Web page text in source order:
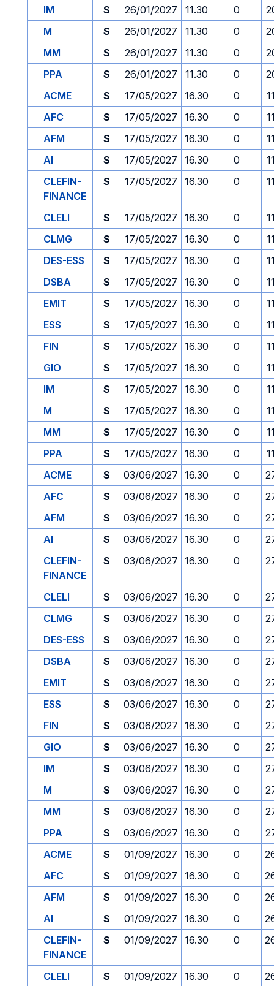
IM S 26/01/2027 11.30 0
M
S 26/01/2027 11.30 0
MM
S 26/01/2027 11.30 0
PPA
S 26/01/2027 11.30 0
ACME
S 17/05/2027 16.30 0
AFC
S 17/05/2027 16.30 0
AFM
S 17/05/2027 16.30 0
AI
S 17/05/2027 16.30 0
CLEFIN-
FINANCE
S 17/05/2027 16.30 0
CLELI S 17/05/2027 16.30 0
CLMG
S 17/05/2027 16.30 0
DES-ESS
S 17/05/2027 16.30 0
DSBA
S 17/05/2027 16.30 0
EMIT
S 17/05/2027 16.30 0
ESS
S 17/05/2027 16.30 0
FIN
S 17/05/2027 16.30 0
GIO
S 17/05/2027 16.30 0
IM
S 17/05/2027 16.30 0
M
S 17/05/2027 16.30 0
MM
S 17/05/2027 16.30 0
PPA
S 17/05/2027 16.30 0
ACME
S 03/06/2027 16.30 0
AFC
S 03/06/2027 16.30 0
AFM
S 03/06/2027 16.30 0
AI
S 03/06/2027 16.30 0
CLEFIN-
FINANCE
S 03/06/2027 16.30 0
CLELI S 03/06/2027 16.30 0
CLMG
S 03/06/2027 16.30 0
DES-ESS
S 03/06/2027 16.30 0
DSBA
S 03/06/2027 16.30 0
EMIT
S 03/06/2027 16.30 0
ESS
S 03/06/2027 16.30 0
FIN
S 03/06/2027 16.30 0
GIO
S 03/06/2027 16.30 0
IM
S 03/06/2027 16.30 0
M
S 03/06/2027 16.30 0
MM
S 03/06/2027 16.30 0
PPA
S 03/06/2027 16.30 0
ACME
S 01/09/2027 16.30 0
AFC
S 01/09/2027 16.30 0
AFM
S 01/09/2027 16.30 0
AI
S 01/09/2027 16.30 0
CLEFIN-
FINANCE
S 01/09/2027 16.30 0
CLELI S 01/09/2027 16.30 0